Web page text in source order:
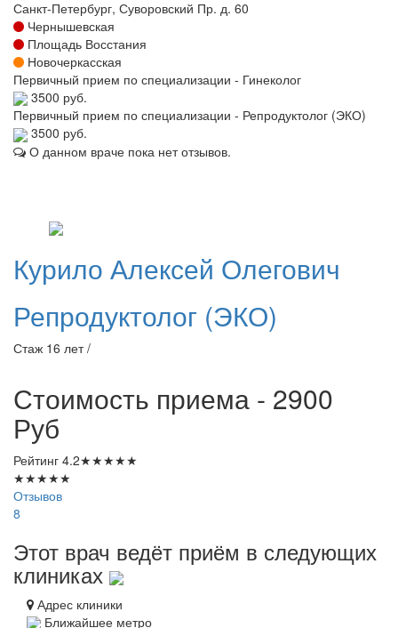
Санкт-Петербург, Суворовский Пр. д. 60
Чернышевская
Площадь Восстания
Новочеркасская
Первичный прием по специализации - Гинеколог
3500 руб.
Первичный прием по специализации - Репродуктолог (ЭКО)
3500 руб.
О данном враче пока нет отзывов.
Курило Алексей Олегович
Репродуктолог (ЭКО)
Стаж 16 лет /
Стоимость приема - 2900
Руб
Рейтинг 4.2★★★★★
★★★★★
Отзывов
8
Этот врач ведёт приём в следующих
клиниках
Адрес клиники
Ближайшее метро